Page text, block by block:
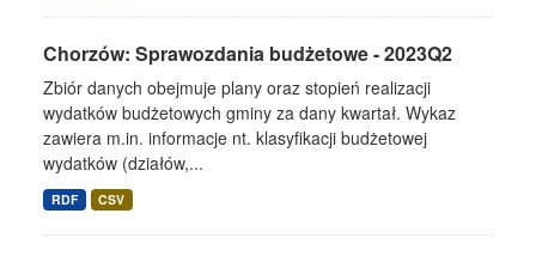
Chorzów: Sprawozdania budżetowe - 2023Q2
Zbiór danych obejmuje plany oraz stopień realizacji
wydatków budżetowych gminy za dany kwartał. Wykaz
zawiera m.in. informacje nt. klasyfikacji budżetowej
wydatków (działów,...
RDF CSV